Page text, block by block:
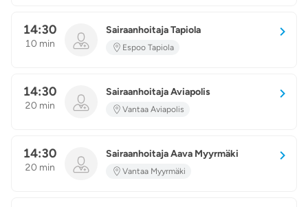
14:30
10 min
Sairaanhoitaja Tapiola
Espoo Tapiola
14:30
20 min
Sairaanhoitaja Aviapolis
Vantaa Aviapolis
14:30
20 min
Sairaanhoitaja Aava Myyrmäki
Vantaa Myyrmäki